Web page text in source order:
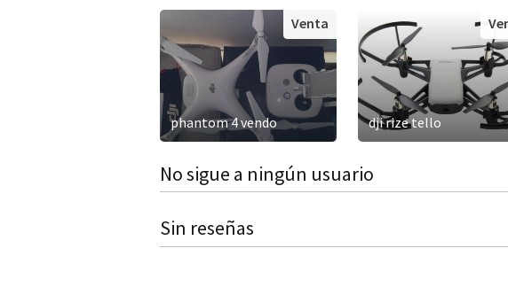
phantom 4 vendo
Venta
dji rize tello
No sigue a ningún usuario
Sin reseñas